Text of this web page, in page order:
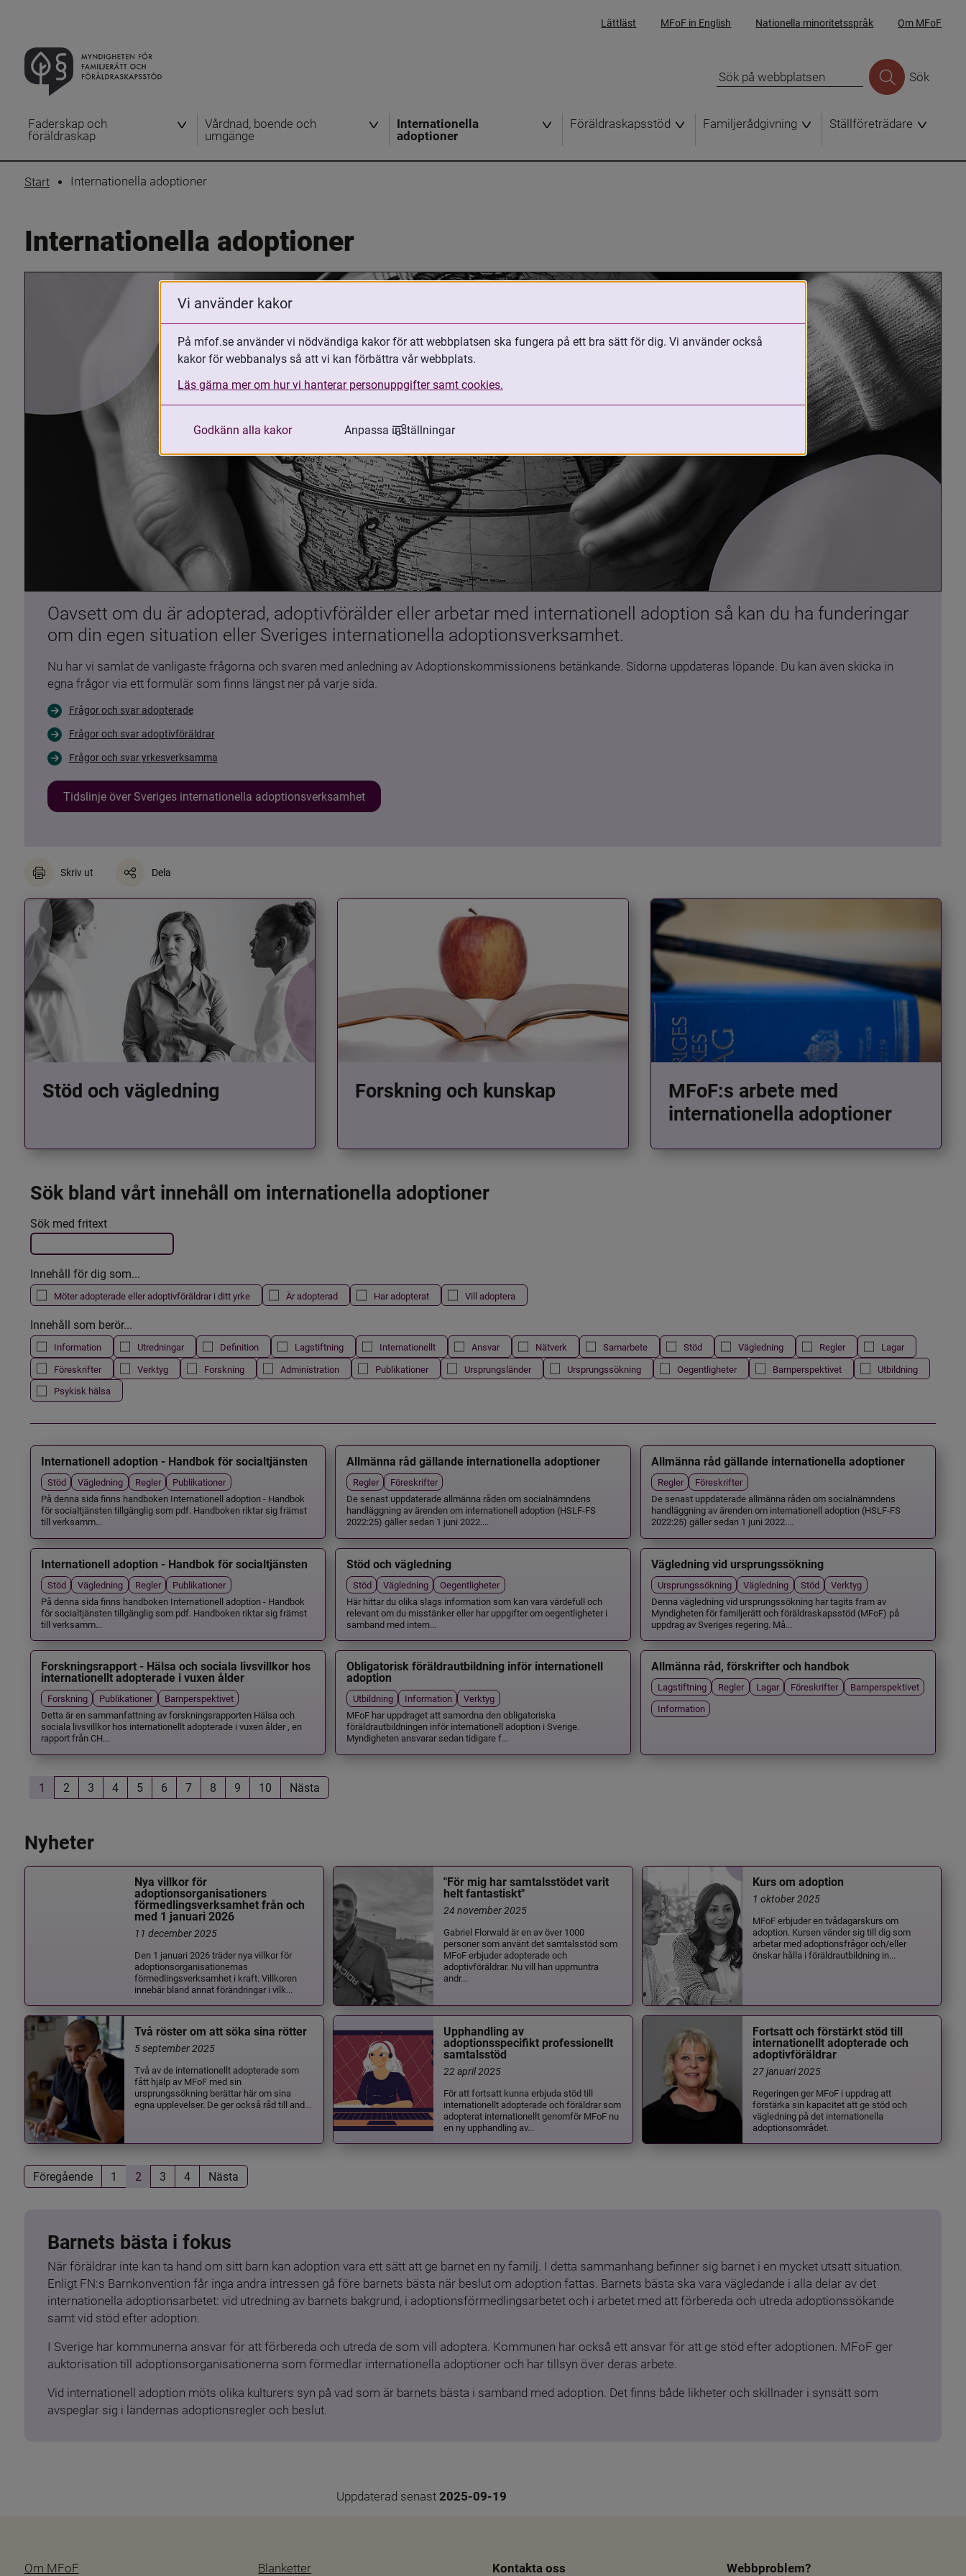
Lättläst MFoF in English Nationella minoritetsspråk Om MFoF
Sök
Faderskap och
föräldraskap
Vårdnad, boende och
umgänge
Internationella
adoptioner
Föräldraskapsstöd Familjerådgivning Ställföreträdare
Start Internationella adoptioner
Internationella adoptioner
Oavsett om du är adopterad, adoptivförälder eller arbetar med internationell adoption så kan du ha funderingar
om din egen situation eller Sveriges internationella adoptionsverksamhet.
Nu har vi samlat de vanligaste frågorna och svaren med anledning av Adoptionskommissionens betänkande. Sidorna uppdateras löpande. Du kan även skicka in
egna frågor via ett formulär som finns längst ner på varje sida.
Frågor och svar adopterade
Frågor och svar adoptivföräldrar
Frågor och svar yrkesverksamma
Tidslinje över Sveriges internationella adoptionsverksamhet
Skriv ut Dela
Stöd och vägledning Forskning och kunskap
MFoF:s arbete med
internationella adoptioner
Sök bland vårt innehåll om internationella adoptioner
Filtrera resultatet
Det här formuläret postas automatiskt
Sök med fritext
Innehåll för dig som...
Möter adopterade eller adoptivföräldrar i ditt yrke Är adopterad Har adopterat Vill adoptera
Innehåll som berör...
Information Utredningar Definition Lagstiftning Internationellt Ansvar Nätverk Samarbete Stöd Vägledning Regler
Lagar
Föreskrifter
Verktyg Forskning Administration Publikationer Ursprungsländer Ursprungssökning Oegentligheter Barnperspektivet
Utbildning
Psykisk hälsa
Internationell adoption - Handbok för socialtjänsten
Stöd Vägledning Regler
Publikationer
På denna sida finns handboken Internationell adoption - Handbok
för socialtjänsten tillgänglig som pdf. Handboken riktar sig främst
till verksamm...
Allmänna råd gällande internationella adoptioner
Regler
Föreskrifter
De senast uppdaterade allmänna råden om socialnämndens
handläggning av ärenden om internationell adoption (HSLF-FS
2022:25) gäller sedan 1 juni 2022....
Allmänna råd gällande internationella adoptioner
Regler
Föreskrifter
De senast uppdaterade allmänna råden om socialnämndens
handläggning av ärenden om internationell adoption (HSLF-FS
2022:25) gäller sedan 1 juni 2022....
Internationell adoption - Handbok för socialtjänsten
Stöd Vägledning Regler
Publikationer
På denna sida finns handboken Internationell adoption - Handbok
för socialtjänsten tillgänglig som pdf. Handboken riktar sig främst
till verksamm...
Stöd och vägledning
Stöd Vägledning
Oegentligheter
Här hittar du olika slags information som kan vara värdefull och
relevant om du misstänker eller har uppgifter om oegentligheter i
samband med intern...
Vägledning vid ursprungssökning
Ursprungssökning Vägledning Stöd
Verktyg
Denna vägledning vid ursprungssökning har tagits fram av
Myndigheten för familjerätt och föräldraskapsstöd (MFoF) på
uppdrag av Sveriges regering. Må...
Forskningsrapport - Hälsa och sociala livsvillkor hos
internationellt adopterade i vuxen ålder
Forskning Publikationer
Barnperspektivet
Detta är en sammanfattning av forskningsrapporten Hälsa och
sociala livsvillkor hos internationellt adopterade i vuxen ålder , en
rapport från CH...
Obligatorisk föräldrautbildning inför internationell
adoption
Utbildning Information
Verktyg
MFoF har uppdraget att samordna den obligatoriska
föräldrautbildningen inför internationell adoption i Sverige.
Myndigheten ansvarar sedan tidigare f...
Allmänna råd, förskrifter och handbok
Lagstiftning Regler Lagar Föreskrifter
Barnperspektivet
Information
1 2 3 4 5 6 7 8 9 10 Nästa
Nyheter
Nya villkor för
adoptionsorganisationers
förmedlingsverksamhet från och
med 1 januari 2026
11 december 2025
Den 1 januari 2026 träder nya villkor för
adoptionsorganisationernas
förmedlingsverksamhet i kraft. Villkoren
innebär bland annat förändringar i vilk...
"För mig har samtalsstödet varit
helt fantastiskt"
24 november 2025
Gabriel Florwald är en av över 1000
personer som använt det samtalsstöd som
MFoF erbjuder adopterade och
adoptivföräldrar. Nu vill han uppmuntra
andr...
Kurs om adoption
1 oktober 2025
MFoF erbjuder en tvådagarskurs om
adoption. Kursen vänder sig till dig som
arbetar med adoptionsfrågor och/eller
önskar hålla i föräldrautbildning in...
Två röster om att söka sina rötter
5 september 2025
Två av de internationellt adopterade som
fått hjälp av MFoF med sin
ursprungssökning berättar här om sina
egna upplevelser. De ger också råd till and...
Upphandling av
adoptionsspecifikt professionellt
samtalsstöd
22 april 2025
För att fortsatt kunna erbjuda stöd till
internationellt adopterade och föräldrar som
adopterat internationellt genomför MFoF nu
en ny upphandling av...
Fortsatt och förstärkt stöd till
internationellt adopterade och
adoptivföräldrar
27 januari 2025
Regeringen ger MFoF i uppdrag att
förstärka sin kapacitet att ge stöd och
vägledning på det internationella
adoptionsområdet.
Föregående 1 2 3 4 Nästa
Barnets bästa i fokus
När föräldrar inte kan ta hand om sitt barn kan adoption vara ett sätt att ge barnet en ny familj. I detta sammanhang befinner sig barnet i en mycket utsatt situation.
Enligt FN:s Barnkonvention får inga andra intressen gå före barnets bästa när beslut om adoption fattas. Barnets bästa ska vara vägledande i alla delar av det
internationella adoptionsarbetet: vid utredning av barnets bakgrund, i adoptionsförmedlingsarbetet och i arbetet med att förbereda och utreda adoptionssökande
samt vid stöd efter adoption.
I Sverige har kommunerna ansvar för att förbereda och utreda de som vill adoptera. Kommunen har också ett ansvar för att ge stöd efter adoptionen. MFoF ger
auktorisation till adoptionsorganisationerna som förmedlar internationella adoptioner och har tillsyn över deras arbete.
Vid internationell adoption möts olika kulturers syn på vad som är barnets bästa i samband med adoption. Det finns både likheter och skillnader i synsätt som
avspeglar sig i ländernas adoptionsregler och beslut.
Uppdaterad senast 2025-09-19
Om MFoF Blanketter Kontakta oss Webbproblem?
Vi använder kakor
På mfof.se använder vi nödvändiga kakor för att webbplatsen ska fungera på ett bra sätt för dig. Vi använder också
kakor för webbanalys så att vi kan förbättra vår webbplats.
Läs gärna mer om hur vi hanterar personuppgifter samt cookies.
Godkänn alla kakor Anpassa inställningar